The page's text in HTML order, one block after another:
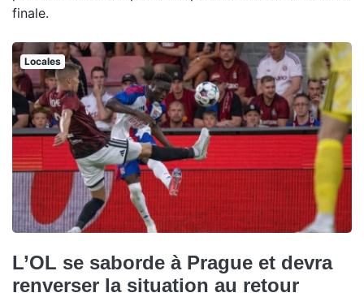
finale.
Locales
L’OL se saborde à Prague et devra
renverser la situation au retour